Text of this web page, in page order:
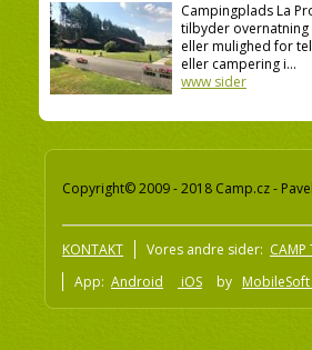
Campingplads La
tilbyder overnatning
eller mulighed for
eller campering i...
www sider
Copyright© 2009 - 2018 Camp.cz -
KONTAKT Vores andre sider:
App: Android iOS by MobileSoft